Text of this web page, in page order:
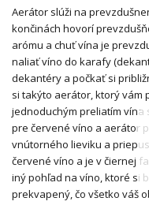
Aerátor slúži na
končinách hovorí
arómu a chuť vína je
naliať víno do karafy
dekantéry a počkať si
si takýto aerátor, ktorý vám
jednoduchým preliatím
pre červené víno a aerátor
vnútorného lieviku a
červené víno a je v čiernej
iný pohľad na víno, ktoré si
prekvapený, čo všetko váš